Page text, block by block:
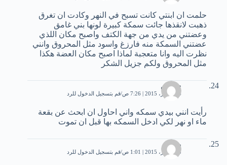
حلمت ان ابنتي كانت تسبح في النهر وكادت ان تغرق
ذهبت لانقذها جائت سمكة كبيرة لونها بني غامق
وعضتني من يدي من جهة الكتف واصبح مكان اللذي
عضتني السمكة منه فارزغ واسود مثل المحروق وانني
نظرت اليه وانا متعجبة لماذا اصبح مكان العضة هكذا
مثل المحروق ولكم جزيل الشكر
حسين
14 أكتوبر، 2015 | 7:26 ص قم بتسجيل الدخول للرد
رأيت انني بيدي سمكه واني احاول ان ابحث عن بقعة
ماء او نهر لكي ادخل السمكه بها قبل ان تموت
رزان
15 أكتوبر، 2015 | 1:01 ص قم بتسجيل الدخول للرد